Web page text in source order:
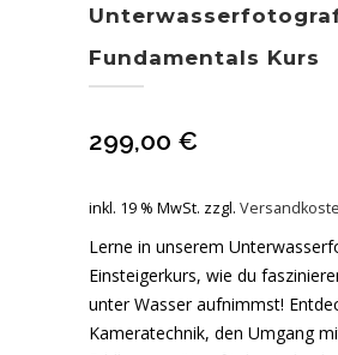
Fundamentals Kurs
299,00 €
inkl. 19 % MwSt. zzgl.
Lerne in unserem
Einsteigerkurs, wie du
unter Wasser aufnimmst!
Kameratechnik, den Umgang